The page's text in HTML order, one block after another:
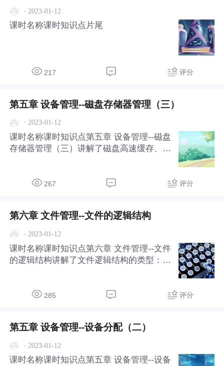
· 2023-01-12
课时名称课时知识点片尾
217 评分
第五章 设备管理--磁盘存储器管理（三）
· 2023-01-12
课时名称课时知识点第五章 设备管理--磁盘
存储器管理（三）讲解了磁盘高速缓存、提
267 评分
第六章 文件管理--文件的逻辑结构
· 2023-01-12
课时名称课时知识点第六章 文件管理--文件
的逻辑结构讲解了文件逻辑结构的类型：顺
285 评分
第五章 设备管理--设备分配（二）
· 2023-01-12
课时名称课时知识点第五章 设备管理--设备